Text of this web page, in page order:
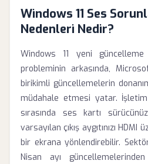
Windows 11 Ses
Nedenleri Nedir?
Windows 11 yeni
probleminin arkasında,
birikimli güncellemelerin
müdahale etmesi yatar.
sırasında ses kartı
varsayılan çıkış aygıtınızı
bir ekrana yönlendirebilir.
Nisan ayı